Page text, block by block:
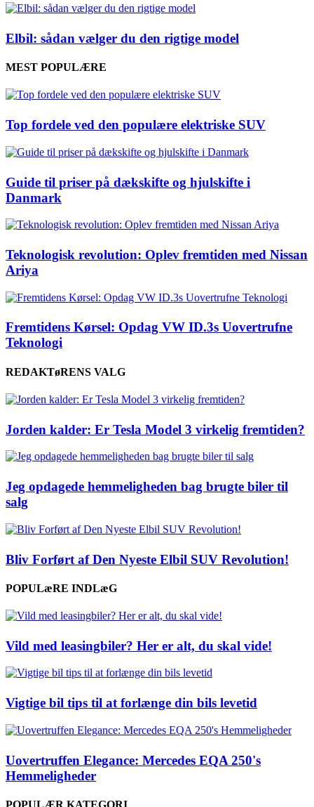
Elbil: sådan vælger du den rigtige model
MEST POPULÆRE
Top fordele ved den populære elektriske SUV
Guide til priser på dækskifte og hjulskifte i
Danmark
Teknologisk revolution: Oplev fremtiden med Nissan
Ariya
Fremtidens Kørsel: Opdag VW ID.3s Uovertrufne
Teknologi
REDAKTøRENS VALG
Jorden kalder: Er Tesla Model 3 virkelig fremtiden?
Jeg opdagede hemmeligheden bag brugte biler til
salg
Bliv Forført af Den Nyeste Elbil SUV Revolution!
POPULæRE INDLæG
Vild med leasingbiler? Her er alt, du skal vide!
Vigtige bil tips til at forlænge din bils levetid
Uovertruffen Elegance: Mercedes EQA 250's
Hemmeligheder
POPULÆR KATEGORI